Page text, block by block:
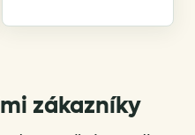
multiple
options
may
zákazníky